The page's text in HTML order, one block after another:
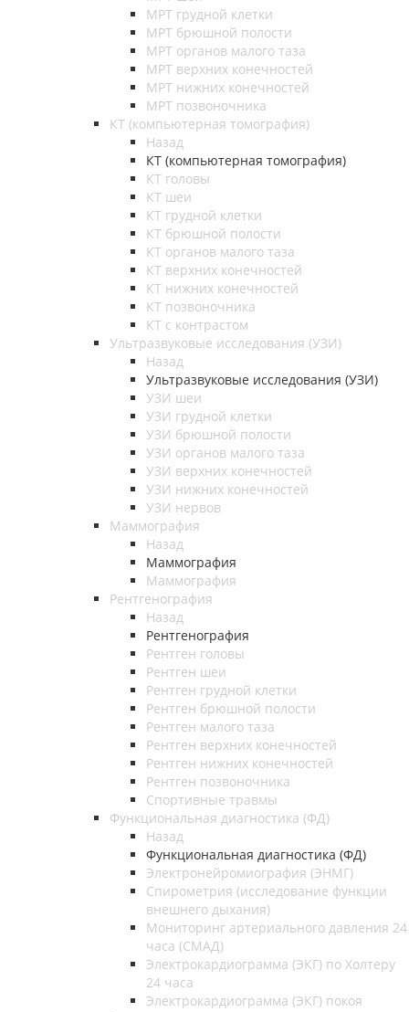
МРТ грудной клетки
МРТ брюшной полости
МРТ органов малого таза
МРТ верхних конечностей
МРТ нижних конечностей
МРТ позвоночника
КТ (компьютерная томография)
Назад
КТ (компьютерная томография)
КТ головы
КТ шеи
КТ грудной клетки
КТ брюшной полости
КТ органов малого таза
КТ верхних конечностей
КТ нижних конечностей
КТ позвоночника
КТ с контрастом
Ультразвуковые исследования (УЗИ)
Назад
Ультразвуковые исследования (УЗИ)
УЗИ шеи
УЗИ грудной клетки
УЗИ брюшной полости
УЗИ органов малого таза
УЗИ верхних конечностей
УЗИ нижних конечностей
УЗИ нервов
Маммография
Назад
Маммография
Маммография
Рентгенография
Назад
Рентгенография
Рентген головы
Рентген шеи
Рентген грудной клетки
Рентген брюшной полости
Рентген малого таза
Рентген верхних конечностей
Рентген нижних конечностей
Рентген позвоночника
Спортивные травмы
Функциональная диагностика (ФД)
Назад
Функциональная диагностика (ФД)
Электронейромиография (ЭНМГ)
Спирометрия (исследование функции
внешнего дыхания)
Мониторинг артериального давления 24
часа (СМАД)
Электрокардиограмма (ЭКГ) по Холтеру
24 часа
Электрокардиограмма (ЭКГ) покоя